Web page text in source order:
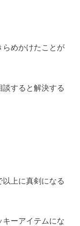
らめかけたことが
すると解決する
上に真剣になる
ーアイテムにな